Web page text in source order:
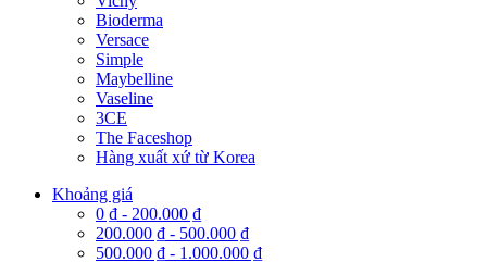
Bioderma
Versace
Simple
Maybelline
Vaseline
3CE
The Faceshop
Hàng xuất xứ từ Korea
Khoảng giá
0 ₫ - 200.000 ₫
200.000 ₫ - 500.000 ₫
500.000 ₫ - 1.000.000 ₫